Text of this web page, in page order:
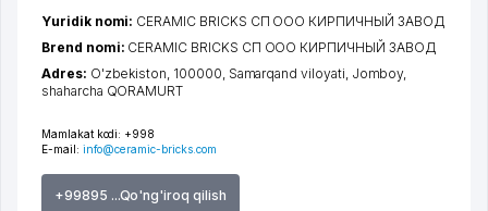
Mamlakat kodi: +998
E-mail: info@ceramic-bricks.com
+99895 ...Qo'ng'iroq qilish
Yuridik nomi: CERAMIC BRICKS СП ООО КИРПИЧНЫЙ ЗАВОД
Brend nomi: CERAMIC BRICKS СП ООО КИРПИЧНЫЙ ЗАВОД
Adres: O'zbekiston, 100000, Samarqand viloyati Jomboy,
shaharcha QORAMURT